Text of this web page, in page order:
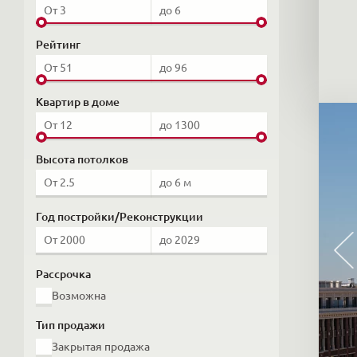
Рейтинг
Квартир в доме
Высота потолков
Год постройки/Реконструкции
Рассрочка
Возможна
Тип продажи
Закрытая продажа